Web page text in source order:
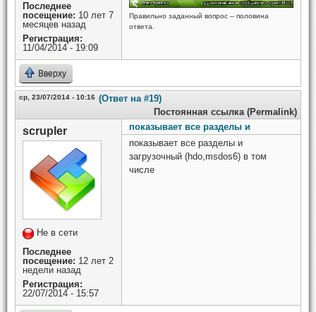
Последнее
посещение: 10 лет 7
месяцев назад
Регистрация:
11/04/2014 - 19:09
Правильно заданный вопрос – половина
ответа.
Вверху
ср, 23/07/2014 - 10:16 (Ответ на #19)
Постоянная ссылка (Permalink)
scrupler
Не в сети
Последнее
посещение: 12 лет 2
недели назад
Регистрация:
22/07/2014 - 15:57
показывает все разделы и
показывает все разделы и
загрузочный (hdo,msdos6) в том
числе